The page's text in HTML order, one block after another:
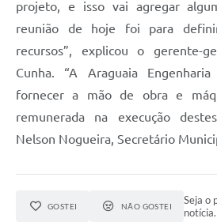
projeto, e isso vai agregar
reunião de hoje foi para
recursos”, explicou o gerente-
Cunha. “A Araguaia
fornecer a mão de obra e
remunerada na execução
Nelson Nogueira, Secretário
GOSTEI NÃO GOSTEI
Seja o
notícia.